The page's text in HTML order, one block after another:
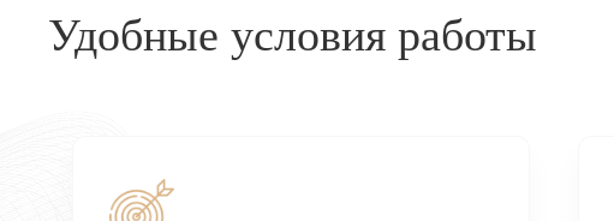
Удобные условия работы